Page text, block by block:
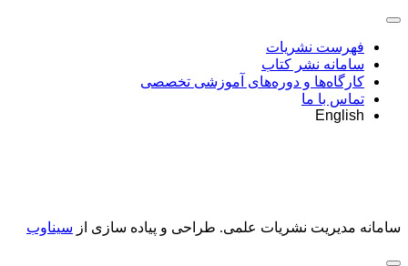
فهرست نشریات
سامانه نشر کتاب
کارگاه‌ها و دوره‌های آموزشی تخصصی
تماس با ما
English
سامانه مدیریت نشریات علمی. طراحی و پیاده سازی از سیناوب